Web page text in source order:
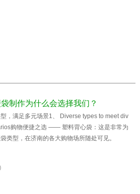
制作为什么会选择我们？
，满足多元场景​1、 Diverse types to meet div
购物便捷之选 —— 塑料背心袋：这是非常为
类型，在济南的各大购物场所随处可见。